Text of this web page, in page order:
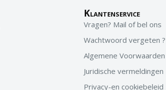
Klantenservice
Vragen? Mail of bel ons
Wachtwoord vergeten ?
Algemene Voorwaarden
Juridische vermeldingen
Privacy-en cookiebeleid